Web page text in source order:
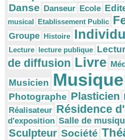
Danse Danseur Ecole
musical Etablissement Public
Groupe Histoire
Lecture lecture publique
de diffusion Livre
Musicien Musique
Photographe Plasticien
Réalisateur Résidence
d'exposition Salle de
Sculpteur Société